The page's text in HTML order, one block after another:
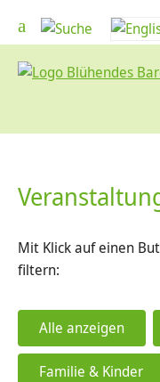
Mit Klick auf einen
filtern:
Alle anzeigen
Familie & Kinder